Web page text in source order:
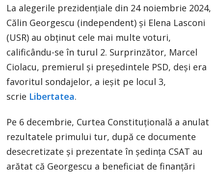
La alegerile prezidențiale din 24 noiembrie 2024,
Călin Georgescu (independent) și Elena Lasconi
(USR) au obținut cele mai multe voturi,
calificându-se în turul 2. Surprinzător, Marcel
Ciolacu, premierul și președintele PSD, deși era
favoritul sondajelor, a ieșit pe locul 3,
scrie Libertatea.
Pe 6 decembrie, Curtea Constituțională a anulat
rezultatele primului tur, după ce documente
desecretizate și prezentate în ședința CSAT au
arătat că Georgescu a beneficiat de finanțări